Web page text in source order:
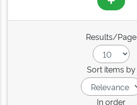
Results/Page
Sort items by
In order